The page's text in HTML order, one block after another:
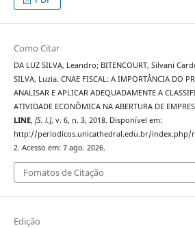
Como Citar
DA LUZ SILVA, Leandro; BITENCOURT, Silvani
SILVA, Luzia. CNAE FISCAL: A IMPORTÂNCIA DO
ANALISAR E APLICAR ADEQUADAMENTE A
ATIVIDADE ECONÔMICA NA ABERTURA DE
LINE, [S. l.], v. 6, n. 3, 2018. Disponível em:
http://periodicos.unicathedral.edu.br/index.php/
2. Acesso em: 7 ago. 2026.
Fomatos de Citação
Edição